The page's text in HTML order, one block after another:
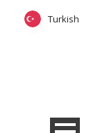
Turkish
Turkish